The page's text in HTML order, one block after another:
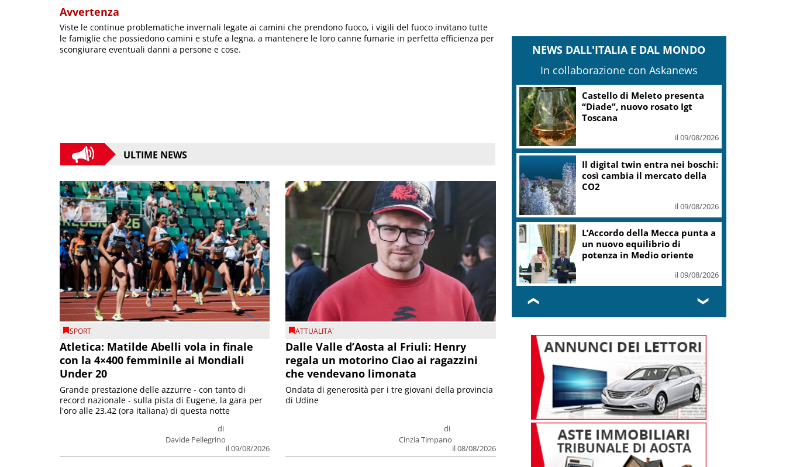
Avvertenza
Viste le continue problematiche invernali legate ai camini che prendono fuoco, i vigili del fuoco invitano tutte
le famiglie che possiedono camini e stufe a legna, a mantenere le loro canne fumarie in perfetta efficienza per
scongiurare eventuali danni a persone e cose.
ULTIME NEWS
SPORT
Atletica: Matilde Abelli vola in finale
con la 4×400 femminile ai Mondiali
Under 20
di
Davide Pellegrino
il 09/08/2026
Grande prestazione delle azzurre - con tanto di
record nazionale - sulla pista di Eugene, la gara per
l'oro alle 23.42 (ora italiana) di questa notte
ATTUALITA'
Dalle Valle d’Aosta al Friuli: Henry
regala un motorino Ciao ai ragazzini
che vendevano limonata
di
Cinzia Timpano
il 08/08/2026
Ondata di generosità per i tre giovani della provincia
di Udine
NEWS DALL'ITALIA E DAL MONDO
In collaborazione con Askanews
Castello di Meleto presenta
“Diade”, nuovo rosato Igt
Toscana
il 09/08/2026
Il digital twin entra nei boschi:
così cambia il mercato della
CO2
il 09/08/2026
L’Accordo della Mecca punta a
un nuovo equilibrio di
potenza in Medio oriente
il 09/08/2026
❮ ❯